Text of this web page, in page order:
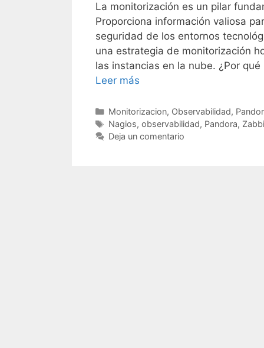
La monitorización es un pilar
Proporciona información valiosa
seguridad de los entornos
una estrategia de monitorización
las instancias en la nube. ¿Por
Leer más
Categorías
Monitorizacion, Observabilidad,
Etiquetas
Nagios, observabilidad, Pandora,
Deja un comentario